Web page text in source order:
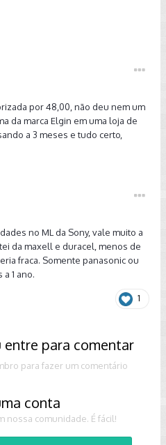
por 48,00, não deu nem um
da marca Elgin em uma loja de
a 3 meses e tudo certo,
no ML da Sony, vale muito a
da maxell e duracel, menos de
fraca. Somente panasonic ou
1 ano.
1
entre para comentar
para fazer um comentário
conta
nossa comunidade. É fácil!